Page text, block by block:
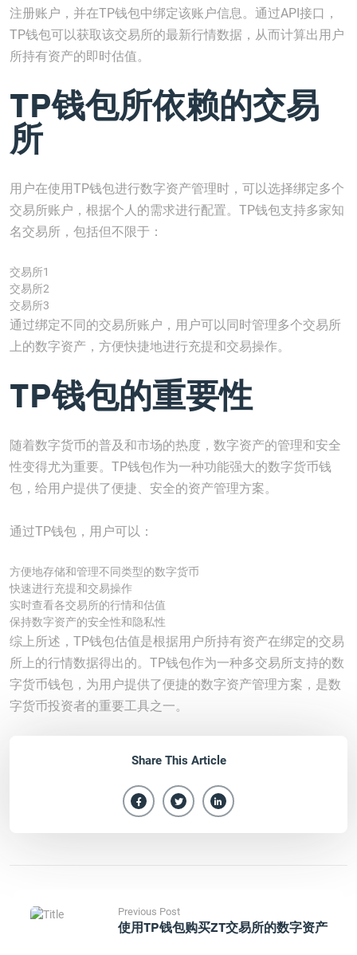
注册账户，并在TP钱包中绑定该账户信息。通过API接口，
TP钱包可以获取该交易所的最新行情数据，从而计算出用户
所持有资产的即时估值。
TP钱包所依赖的交易
所
用户在使用TP钱包进行数字资产管理时，可以选择绑定多个
交易所账户，根据个人的需求进行配置。TP钱包支持多家知
名交易所，包括但不限于：
交易所1
交易所2
交易所3
通过绑定不同的交易所账户，用户可以同时管理多个交易所
上的数字资产，方便快捷地进行充提和交易操作。
TP钱包的重要性
随着数字货币的普及和市场的热度，数字资产的管理和安全
性变得尤为重要。TP钱包作为一种功能强大的数字货币钱
包，给用户提供了便捷、安全的资产管理方案。
通过TP钱包，用户可以：
方便地存储和管理不同类型的数字货币
快速进行充提和交易操作
实时查看各交易所的行情和估值
保持数字资产的安全性和隐私性
综上所述，TP钱包估值是根据用户所持有资产在绑定的交易
所上的行情数据得出的。TP钱包作为一种多交易所支持的数
字货币钱包，为用户提供了便捷的数字资产管理方案，是数
字货币投资者的重要工具之一。
Share This Article
Previous Post
使用TP钱包购买ZT交易所的数字资产